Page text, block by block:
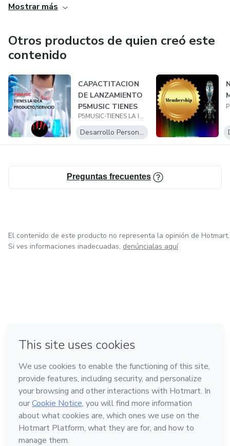
y nuevos horizontes
Mostrar más
Otros productos de quien creó este
contenido
CAPACTITACION
DE LANZAMIENTO
P5MUSIC TIENES
LA IDEA
P5MUSIC-TIENES LA IDEA
Desarrollo Personal
Preguntas frecuentes
El contenido de este producto no representa la opinión de Hotmart.
Si ves informaciones inadecuadas, denúncialas aquí
Hecho con❤ en Ciudad de México
Conoce Hotmart
Idioma
Español